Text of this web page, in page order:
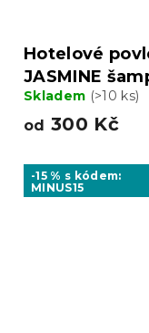
Hotelové
JASMINE
Skladem (>10 ks)
od 300 Kč
-15 % s kódem:
MINUS15